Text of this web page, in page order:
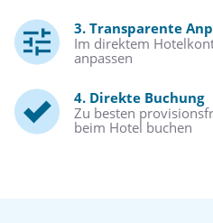
3. Transparente
Im direktem
anpassen
4. Direkte Buchung
Zu besten
beim Hotel buchen